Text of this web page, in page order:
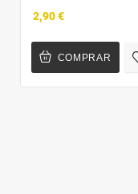
2,90 €
COMPRAR